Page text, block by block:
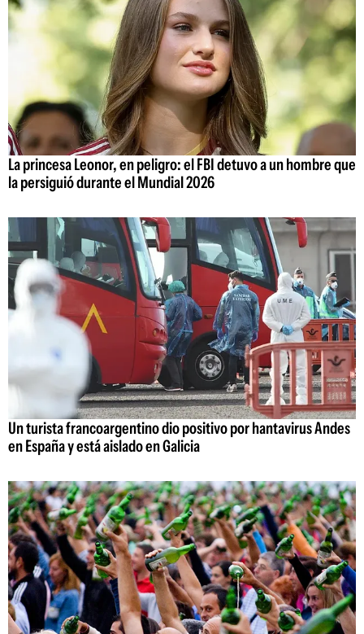
La princesa Leonor, en peligro: el FBI detuvo a un hombre que
la persiguió durante el Mundial 2026
Un turista francoargentino dio positivo por hantavirus Andes
en España y está aislado en Galicia